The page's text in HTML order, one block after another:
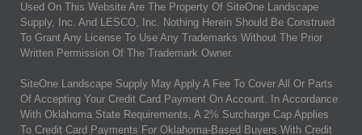
Used On This Website Are The Property Of SiteOne Landscape
Supply, Inc. And LESCO, Inc. Nothing Herein Should Be Construed
To Grant Any License To Use Any Trademarks Without The Prior
Written Permission Of The Trademark Owner.
SiteOne Landscape Supply May Apply A Fee To Cover All Or Parts
Of Accepting Your Credit Card Payment On Account. In Accordance
With Oklahoma State Requirements, A 2% Surcharge Cap Applies
To Credit Card Payments For Oklahoma-Based Buyers With Credit